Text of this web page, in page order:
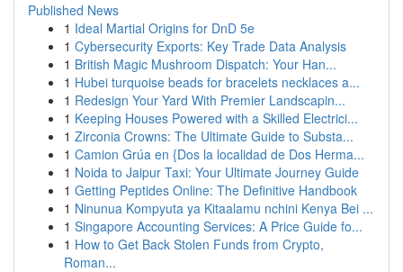
Published News
1 Ideal Martial Origins for DnD 5e
1 Cybersecurity Exports: Key Trade Data Analysis
1 British Magic Mushroom Dispatch: Your Han...
1 Hubei turquoise beads for bracelets necklaces a...
1 Redesign Your Yard With Premier Landscapin...
1 Keeping Houses Powered with a Skilled Electrici...
1 Zirconia Crowns: The Ultimate Guide to Substa...
1 Camion Grúa en {Dos la localidad de Dos Herma...
1 Noida to Jaipur Taxi: Your Ultimate Journey Guide
1 Getting Peptides Online: The Definitive Handbook
1 Ninunua Kompyuta ya Kitaalamu nchini Kenya Bei ...
1 Singapore Accounting Services: A Price Guide fo...
1 How to Get Back Stolen Funds from Crypto,
Roman...